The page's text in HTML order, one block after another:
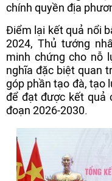
chính quyền địa
Điểm lại kết quả nổi
2024, Thủ tướng
minh chứng cho nỗ
nghĩa đặc biệt quan
góp phần tạo đà, tạo
để đạt được kết quả
đoạn 2026-2030.